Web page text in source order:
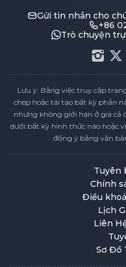
Gửi tin nhắn cho
+86
Trò chuyện
Lưu ý: Bằng việc truy cập
chép hoặc tái tạo bất kỳ phần
nhưng không giới hạn ở giá cả
dưới bất kỳ hình thức nào hoặc
đồng ý bằng văn
Tuyên
Chính
Điều
Lịch
Liên
Sơ Đồ